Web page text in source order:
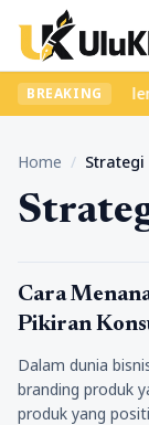
BREAKING
dan materi
Home /
Bisnis
Cara
Pikiran
Dalam dunia
branding produk
produk yang